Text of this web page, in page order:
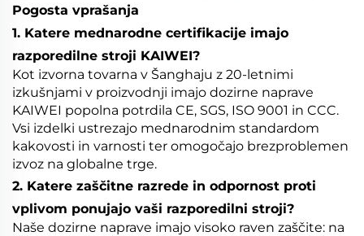
Pogosta vprašanja
1. Katere mednarodne certifikacije imajo
razporedilne stroji KAIWEI?
Kot izvorna tovarna v Šanghaju z 20-letnimi
izkušnjami v proizvodnji imajo dozirne naprave
KAIWEI popolna potrdila CE, SGS, ISO 9001 in CCC.
Vsi izdelki ustrezajo mednarodnim standardom
kakovosti in varnosti ter omogočajo brezproblemen
izvoz na globalne trge.
2. Katere zaščitne razrede in odpornost proti
vplivom ponujajo vaši razporedilni stroji?
Naše dozirne naprave imajo visoko raven zaščite: na